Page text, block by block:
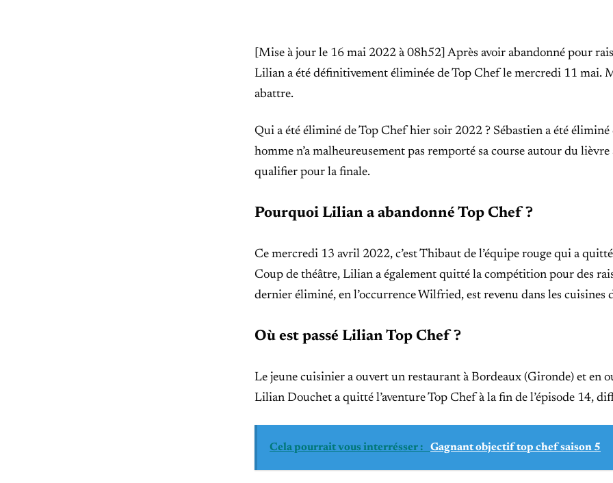
[Mise à jour le 16 mai 2022 à 08h52] Après avoir abandonné pour
Lilian a été définitivement éliminée de Top Chef le mercredi 11 mai.
abattre.
Qui a été éliminé de Top Chef hier soir 2022 ? Sébastien a été
homme n’a malheureusement pas remporté sa course autour du
qualifier pour la finale.
Pourquoi Lilian a abandonné Top Chef ?
Ce mercredi 13 avril 2022, c’est Thibaut de l’équipe rouge qui a
Coup de théâtre, Lilian a également quitté la compétition pour des
dernier éliminé, en l’occurrence Wilfried, est revenu dans les cuisines
Où est passé Lilian Top Chef ?
Le jeune cuisinier a ouvert un restaurant à Bordeaux (Gironde) et en
Lilian Douchet a quitté l’aventure Top Chef à la fin de l’épisode 14,
Cela pourrait vous interrésser : Gagnant objectif top chef saison 5